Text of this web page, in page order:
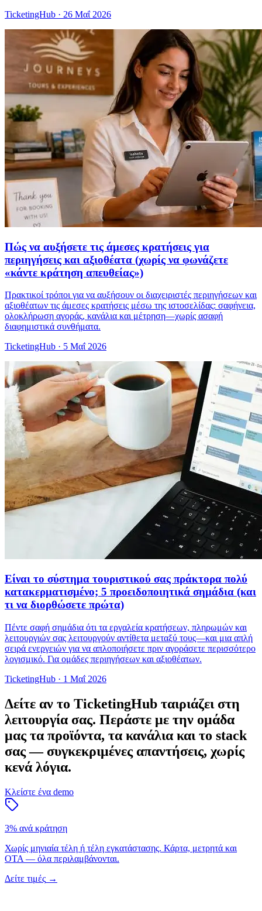
TicketingHub · 26 Μαΐ 2026
Πώς να αυξήσετε τις άμεσες κρατήσεις για
περιηγήσεις και αξιοθέατα (χωρίς να φωνάζετε
«κάντε κράτηση απευθείας»)
Πρακτικοί τρόποι για να αυξήσουν οι διαχειριστές περιηγήσεων και
αξιοθέατων τις άμεσες κρατήσεις μέσω της ιστοσελίδας: σαφήνεια,
ολοκλήρωση αγοράς, κανάλια και μέτρηση—χωρίς ασαφή
διαφημιστικά συνθήματα.
TicketingHub · 5 Μαΐ 2026
Είναι το σύστημα τουριστικού σας πράκτορα πολύ
κατακερματισμένο; 5 προειδοποιητικά σημάδια (και
τι να διορθώσετε πρώτα)
Πέντε σαφή σημάδια ότι τα εργαλεία κρατήσεων, πληρωμών και
λειτουργιών σας λειτουργούν αντίθετα μεταξύ τους—και μια απλή
σειρά ενεργειών για να απλοποιήσετε πριν αγοράσετε περισσότερο
λογισμικό. Για ομάδες περιηγήσεων και αξιοθέατων.
TicketingHub · 1 Μαΐ 2026
Δείτε αν το TicketingHub ταιριάζει στη
λειτουργία σας. Περάστε με την ομάδα
μας τα προϊόντα, τα κανάλια και το stack
σας — συγκεκριμένες απαντήσεις, χωρίς
κενά λόγια.
Κλείστε ένα demo
3% ανά κράτηση
Χωρίς μηνιαία τέλη ή τέλη εγκατάστασης. Κάρτα, μετρητά και
OTA — όλα περιλαμβάνονται.
Δείτε τιμές →